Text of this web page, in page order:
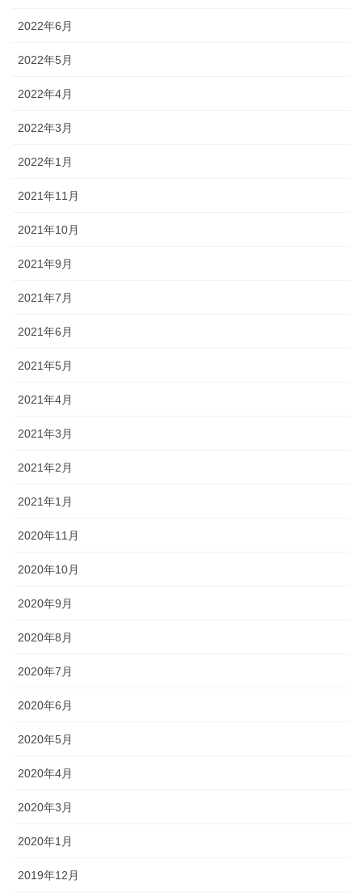
2022年6月
2022年5月
2022年4月
2022年3月
2022年1月
2021年11月
2021年10月
2021年9月
2021年7月
2021年6月
2021年5月
2021年4月
2021年3月
2021年2月
2021年1月
2020年11月
2020年10月
2020年9月
2020年8月
2020年7月
2020年6月
2020年5月
2020年4月
2020年3月
2020年1月
2019年12月